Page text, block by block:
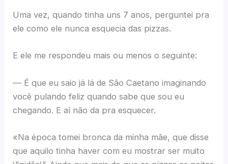
Uma vez, quando tinha uns 7 anos, perguntei pra
ele como ele nunca esquecia das pizzas.
E ele me respondeu mais ou menos o seguinte:
— É que eu saio já lá de São Caetano imaginando
você pulando feliz quando sabe que sou eu
chegando. E aí não da pra esquecer.
«Na época tomei bronca da minha mãe, que disse
que aquilo tinha haver com eu mostrar ser muito